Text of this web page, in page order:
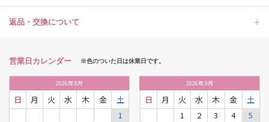
返品・交換について
営業日カレンダー ※色のついた日は休業日です。
2026年8月
日 月 火 水 木 金
土
1
2026年9月
日 月 火 水 木 金
土
1
2 3 4
5